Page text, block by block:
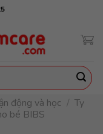
động và học / Ty
bé BIBS